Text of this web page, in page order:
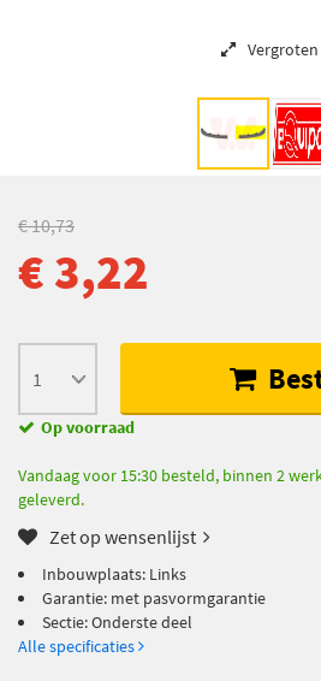
Vergroten
€ 10,73
€ 3,22
Op voorraad
Vandaag voor 15:30 besteld, binnen 2
geleverd.
Zet op wensenlijst
Inbouwplaats: Links
Garantie: met pasvormgarantie
Sectie: Onderste deel
Alle specificaties